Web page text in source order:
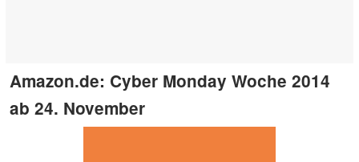
Amazon.de: Cyber Monday Woche 2014
ab 24. November